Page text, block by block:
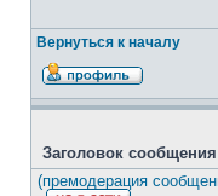
Вернуться к началу
Заголовок
(премодерация